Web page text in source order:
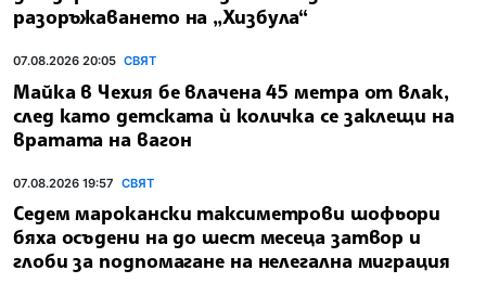
разоръжаването на „Хизбула“
07.08.2026 20:05 СВЯТ
Майка в Чехия бе влачена 45 метра от влак,
след като детската ѝ количка се заклещи на
вратата на вагон
07.08.2026 19:57 СВЯТ
Седем марокански таксиметрови шофьори
бяха осъдени на до шест месеца затвор и
глоби за подпомагане на нелегална миграция